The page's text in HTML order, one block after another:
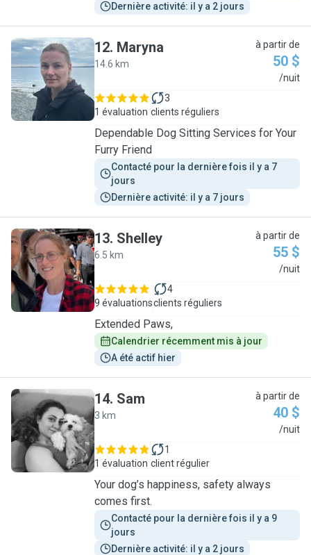
Dernière activité: il y a 2 jours
M
12. Maryna
14.6 km
à partir de
50 $
/nuit
1 évaluation
3
clients réguliers
Dependable Dog Sitting Services for Your
Furry Friend
Contacté pour la dernière fois il y a 7
jours
Dernière activité: il y a 7 jours
S
13. Shelley
6.5 km
à partir de
55 $
/nuit
9 évaluations
4
clients réguliers
Extended Paws,
Calendrier récemment mis à jour
A été actif hier
S
14. Sam
3 km
à partir de
40 $
/nuit
1 évaluation
1
client régulier
Your dog’s happiness, safety always
comes first.
Contacté pour la dernière fois il y a 9
jours
Dernière activité: il y a 2 jours